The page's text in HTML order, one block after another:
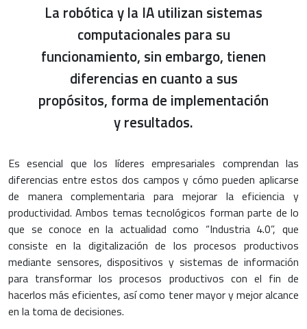
La robótica y la IA utilizan sistemas
computacionales para su
funcionamiento, sin embargo, tienen
diferencias en cuanto a sus
propósitos, forma de implementación
y resultados.
Es esencial que los líderes empresariales comprendan las
diferencias entre estos dos campos y cómo pueden aplicarse
de manera complementaria para mejorar la eficiencia y
productividad. Ambos temas tecnológicos forman parte de lo
que se conoce en la actualidad como “Industria 4.0”, que
consiste en la digitalización de los procesos productivos
mediante sensores, dispositivos y sistemas de información
para transformar los procesos productivos con el fin de
hacerlos más eficientes, así como tener mayor y mejor alcance
en la toma de decisiones.